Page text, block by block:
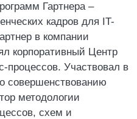
Гартнера –
кадров для IT-
в компании
корпоративный Центр
процессов. Участвовал в
совершенствованию
методологии
схем и